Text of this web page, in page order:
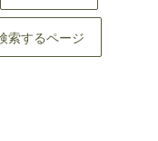
索するページ